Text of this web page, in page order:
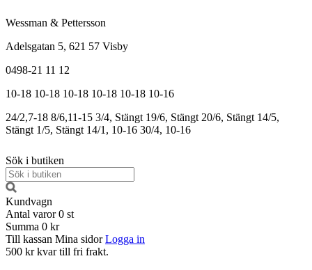
Wessman & Pettersson
Adelsgatan 5, 621 57 Visby
0498-21 11 12
10-18 10-18 10-18 10-18 10-18 10-16
24/2,7-18 8/6,11-15 3/4, Stängt 19/6, Stängt 20/6, Stängt 14/5,
Stängt 1/5, Stängt 14/1, 10-16 30/4, 10-16
Sök i butiken
Kundvagn
Antal varor 0 st
Summa 0 kr
Till kassan Mina sidor Logga in
500 kr kvar till fri frakt.